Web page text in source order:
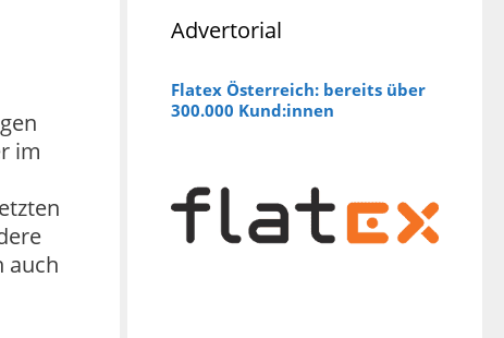
im
auch
Advertorial
Flatex Österreich: bereits über
300.000 Kund:innen